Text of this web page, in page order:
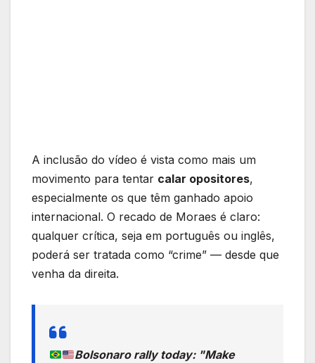
A inclusão do vídeo é vista como mais um
movimento para tentar calar opositores,
especialmente os que têm ganhado apoio
internacional. O recado de Moraes é claro:
qualquer crítica, seja em português ou inglês,
poderá ser tratada como “crime” — desde que
venha da direita.
Bolsonaro rally today: "Make